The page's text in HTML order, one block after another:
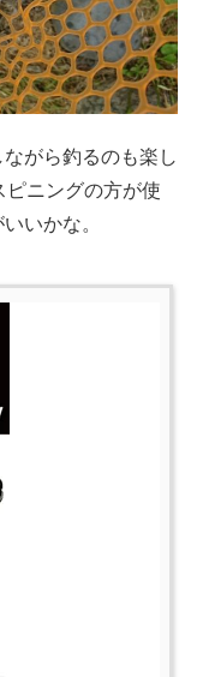
がら釣るのも楽し
ニングの方が使
いかな。